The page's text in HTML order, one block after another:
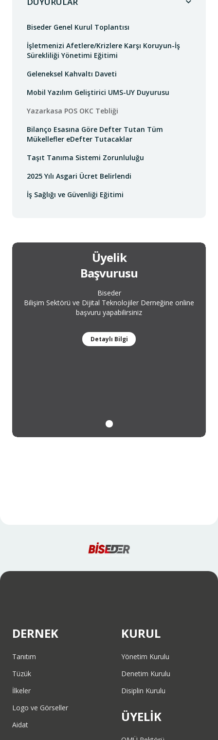
Biseder Genel Kurul Toplantısı
İşletmenizi Afetlere/Krizlere Karşı Koruyun-İş
Sürekliliği Yönetimi Eğitimi
Geleneksel Kahvaltı Daveti
Mobil Yazılım Geliştirici UMS-UY Duyurusu
Yazarkasa POS OKC Tebliği
Bilanço Esasına Göre Defter Tutan Tüm
Mükellefler eDefter Tutacaklar
Taşıt Tanıma Sistemi Zorunluluğu
2025 Yılı Asgari Ücret Belirlendi
İş Sağlığı ve Güvenliği Eğitimi
Üyelik
Başvurusu
Biseder
Bilişim Sektörü ve Dijital Teknolojiler Derneğine online
başvuru yapabilirsiniz
Detaylı Bilgi
DERNEK
Tanıtım
Tüzük
İlkeler
Logo ve Görseller
Aidat
KURUL
Yönetim Kurulu
Denetim Kurulu
Disiplin Kurulu
ÜYELİK